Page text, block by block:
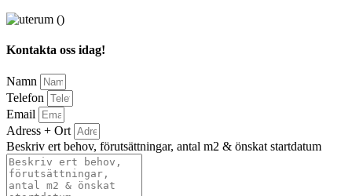
Kontakta oss idag!
Namn
Telefon
Email
Adress + Ort
Beskriv ert behov, förutsättningar, antal m2 & önskat startdatum